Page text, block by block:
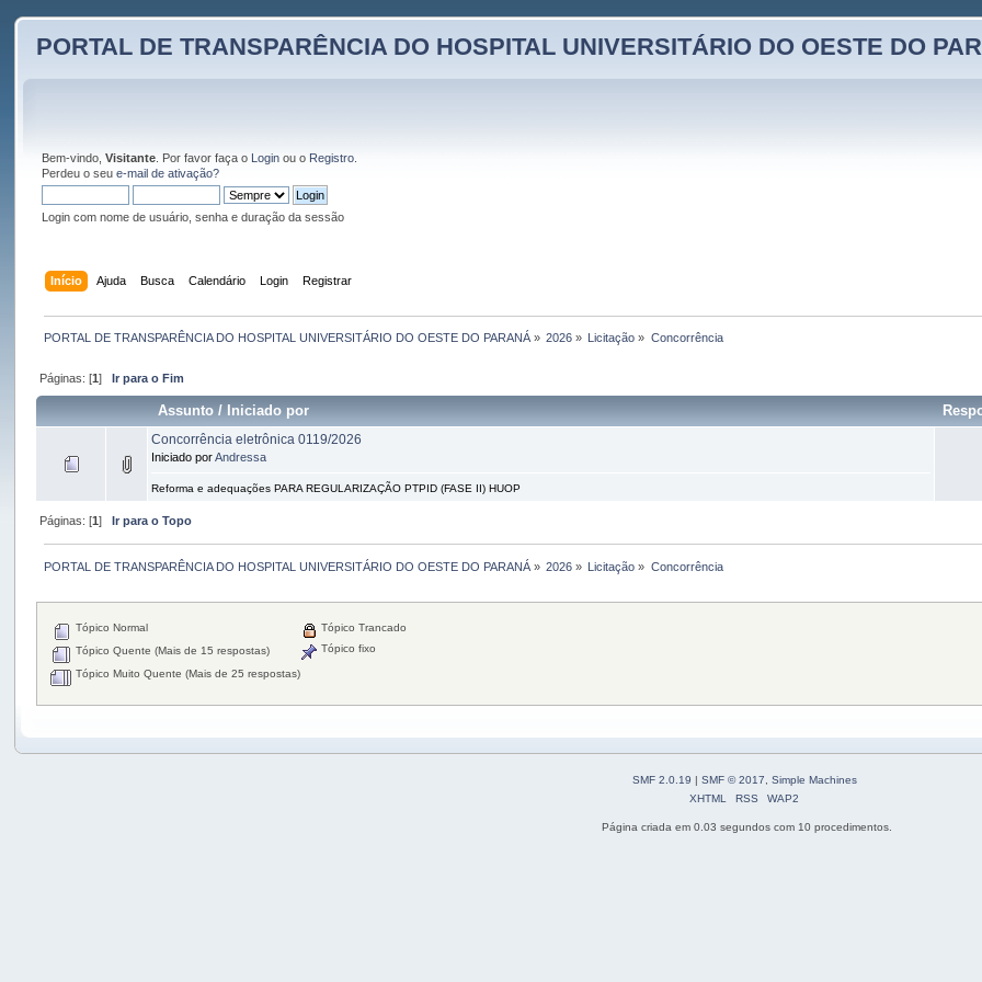
PORTAL DE TRANSPARÊNCIA DO HOSPITAL UNIVERSITÁRIO DO OESTE DO
Bem-vindo,Visitante . Por favor faça o Login ou o Registro
Perdeu o seue-mail de ativação?
Login com nome de usuário, senha e duração da sessão
Início Ajuda Busca Calendário Login Registrar
PORTAL DE TRANSPARÊNCIA DO HOSPITAL UNIVERSITÁRIO DO OESTE DO PARANÁ» 2026 » Licitação » Concorrência
Páginas: [1] Ir para o Fim
Assunto/ Iniciado por
Concorrência eletrônica 0119/2026
Iniciado porAndressa
Reforma e adequações PARA REGULARIZAÇÃO PTPID (FASE II) HUOP
Páginas: [1] Ir para o Topo
PORTAL DE TRANSPARÊNCIA DO HOSPITAL UNIVERSITÁRIO DO OESTE DO PARANÁ» 2026 » Licitação » Concorrência
Tópico Normal
Tópico Quente (Mais de 15 respostas)
Tópico Muito Quente (Mais de 25 respostas)
Tópico Trancado
Tópico fixo
SMF 2.0.19 | SMF © 2017, Simple Machines
XHTML
RSS WAP2
Página criada em 0.03 segundos com 10 procedimentos.